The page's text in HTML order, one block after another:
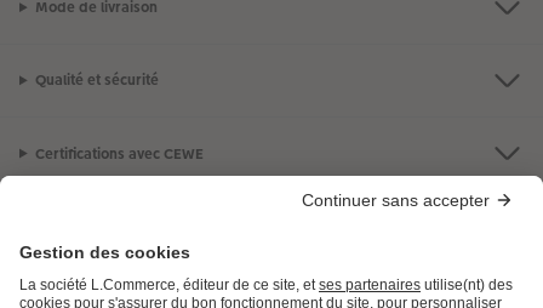
Mode de livraison
Qualité et sécurité
Certifications avec CEWE
E.LECLERC